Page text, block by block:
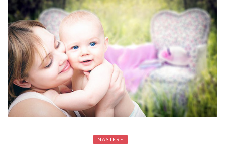
NAȘTERE